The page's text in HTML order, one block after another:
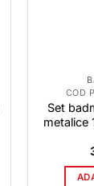
COD
Set
metalice